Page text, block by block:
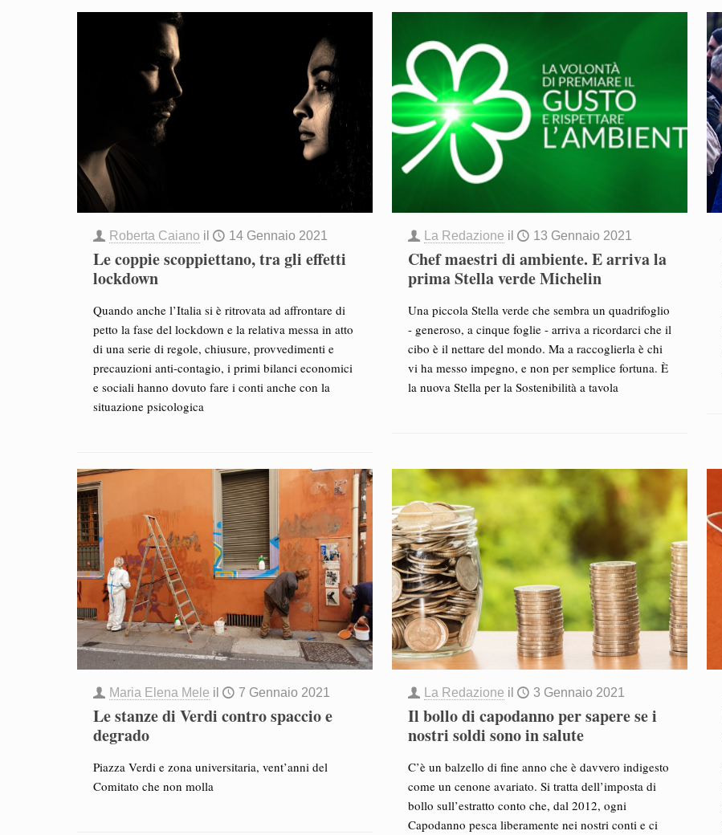
Roberta Caiano il 14 Gennaio 2021
Le coppie scoppiettano, tra gli effetti
lockdown
Quando anche l’Italia si è ritrovata ad affrontare di
petto la fase del lockdown e la relativa messa in atto
di una serie di regole, chiusure, provvedimenti e
precauzioni anti-contagio, i primi bilanci economici
e sociali hanno dovuto fare i conti anche con la
situazione psicologica
La Redazione il 13 Gennaio 2021
Chef maestri di ambiente. E arriva la
prima Stella verde Michelin
Una piccola Stella verde che sembra un quadrifoglio
- generoso, a cinque foglie - arriva a ricordarci che il
cibo è il nettare del mondo. Ma a raccoglierla è chi
vi ha messo impegno, e non per semplice fortuna. È
la nuova Stella per la Sostenibilità a tavola
Maria Elena Mele il 7 Gennaio 2021
Le stanze di Verdi contro spaccio e
degrado
Piazza Verdi e zona universitaria, vent’anni del
Comitato che non molla
La Redazione il 3 Gennaio 2021
Il bollo di capodanno per sapere se i
nostri soldi sono in salute
C’è un balzello di fine anno che è davvero indigesto
come un cenone avariato. Si tratta dell’imposta di
bollo sull’estratto conto che, dal 2012, ogni
Capodanno pesca liberamente nei nostri conti e ci